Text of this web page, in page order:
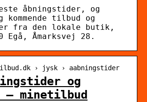
åbningstider, og
kommende tilbud og
fra den lokale butik,
Egå, Åmarksvej 28.
› jysk › aabningstider
og
– minetilbud